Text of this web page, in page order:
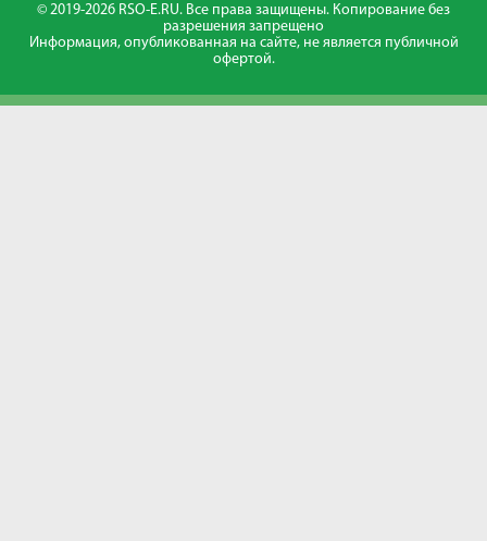
© 2019-2026 RSO-E.RU. Все права защищены. Копирование без
разрешения запрещено
Информация, опубликованная на сайте, не является публичной
офертой.